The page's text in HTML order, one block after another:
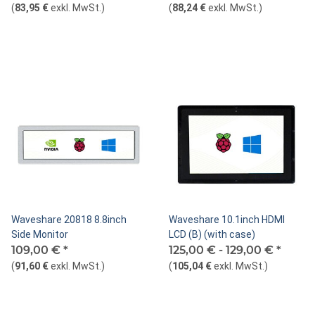
(83,95 €exkl. MwSt. ) (88,24 €exkl. MwSt. )
Waveshare 20818 8.8inch
Side Monitor
109,00 € *
(91,60 €exkl. MwSt. )
Waveshare 10.1inch HDMI
LCD (B) (with case)
125,00 € - 129,00 € *
(105,04 €exkl. MwSt. )